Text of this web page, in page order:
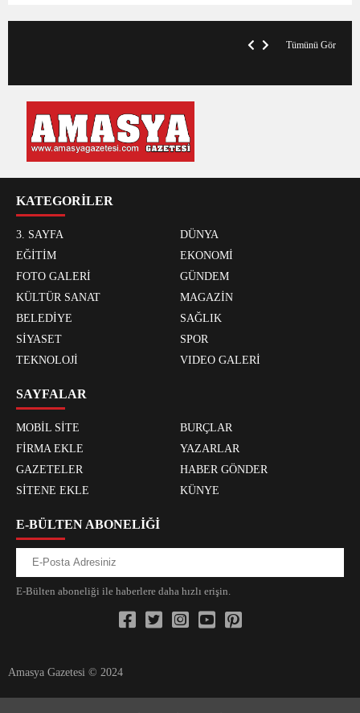
Tümünü Gör
KATEGORİLER
3. SAYFA
DÜNYA
EĞİTİM
EKONOMİ
FOTO GALERİ
GÜNDEM
KÜLTÜR SANAT
MAGAZİN
BELEDİYE
SAĞLIK
SİYASET
SPOR
TEKNOLOJİ
VIDEO GALERİ
SAYFALAR
MOBİL SİTE
BURÇLAR
FİRMA EKLE
YAZARLAR
GAZETELER
HABER GÖNDER
SİTENE EKLE
KÜNYE
E-BÜLTEN ABONELİĞİ
E-Bülten aboneliği ile haberlere daha hızlı erişin.
Amasya Gazetesi © 2024